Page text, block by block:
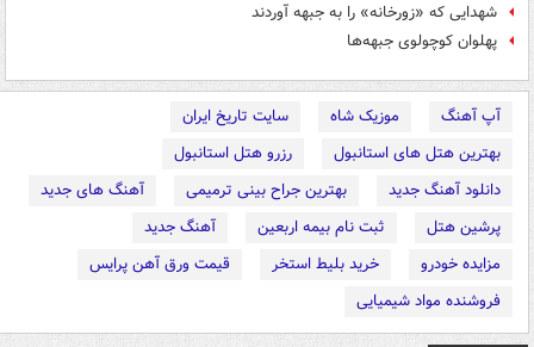
شهدایی که «زورخانه» را به جبهه آوردند
پهلوان کوچولوی جبهه‌ها
آپ آهنگ موزیک شاه
سایت تاریخ ایران
بهترین هتل های استانبول
رزرو هتل استانبول
دانلود آهنگ جدید
بهترین جراح بینی ترمیمی
آهنگ های جدید
پرشین هتل
ثبت نام بیمه اربعین
آهنگ جدید
مزایده خودرو
خرید بلیط استخر
قیمت ورق آهن پرایس
فروشنده مواد شیمیایی